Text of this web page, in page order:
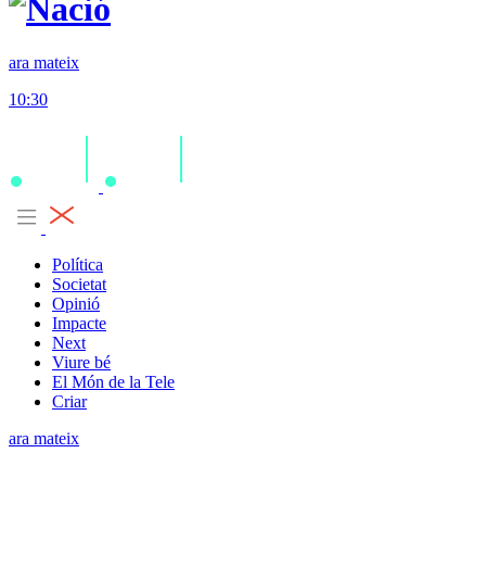
ara mateix
10:30
Política
Societat
Opinió
Impacte
Next
Viure bé
El Món de la Tele
Criar
ara mateix